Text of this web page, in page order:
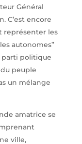
Général
C’est encore
représenter les
autonomes”
parti politique
peuple
un mélange
amatrice se
ville,